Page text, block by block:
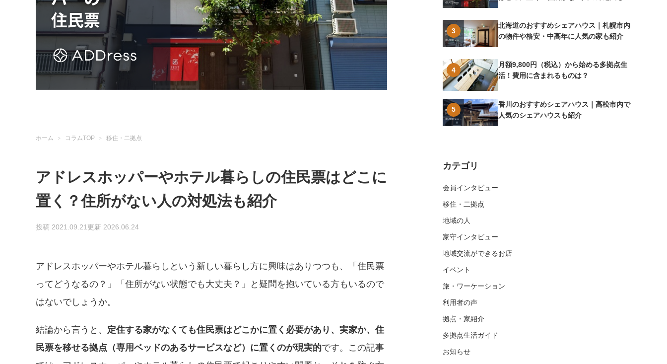
ホーム コラムTOP 移住・二拠点
アドレスホッパーやホテル暮らしの住民票はどこに
置く？住所がない人の対処法も紹介
投稿 2021.09.21更新 2026.06.24
アドレスホッパーやホテル暮らしという新しい暮らし方に興味はありつつも、「住民票
ってどうなるの？」「住所がない状態でも大丈夫？」と疑問を抱いている方もいるので
はないでしょうか。
結論から言うと、 定住する家がなくても住民票はどこかに置く必要があり、実家か、住
民票を移せる拠点（専用ベッドのあるサービスなど）に置くのが現実的です。この記事
3
北海道のおすすめシェアハウス｜札幌市内
の物件や格安・中高年に人気の家も紹介
4
月額9,800円（税込）から始める多拠点生
活！費用に含まれるものは？
5
香川のおすすめシェアハウス｜高松市内で
人気のシェアハウスも紹介
カテゴリ
会員インタビュー
移住・二拠点
地域の人
家守インタビュー
地域交流ができるお店
イベント
旅・ワーケーション
利用者の声
拠点・家紹介
多拠点生活ガイド
お知らせ